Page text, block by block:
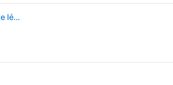
[Offres] SKIN1004 - Madagascar Centella Huile démaquillante légère - 30ml - Non Couleur